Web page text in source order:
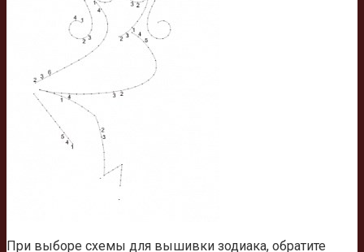
При выборе схемы для вышивки зодиака, обратите